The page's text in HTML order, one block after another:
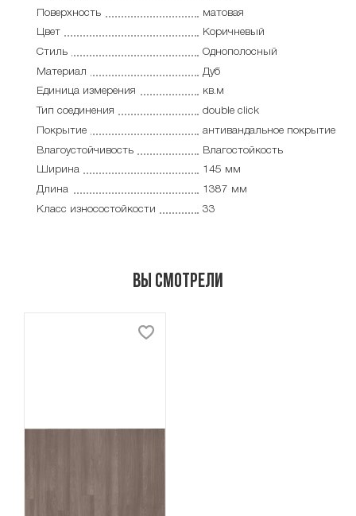
Поверхность
матовая
Цвет
Коричневый
Стиль
Однополосный
Материал
Дуб
Единица измерения
кв.м
Тип соединения
double click
Покрытие
антивандальное покрытие
Влагоустойчивость
Влагостойкость
Ширина
145 мм
Длина
1387 мм
Класс износостойкости
33
Вы смотрели